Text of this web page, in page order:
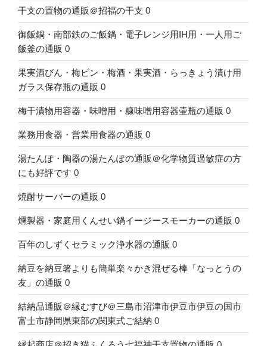
干支の置物の通販＠招福の干支 0
御飯鍋・南部鉄のご飯鍋・電子レンジ用IH用・一人用ご
飯釜の通販 0
果実酒びん・梅ビン・梅酒・果実酒・らっきょう漬け用
ガラス保存瓶の通販 0
梅干漬物用容器・味噌用・糠味噌用容器壷瓶の通販 0
業務用食器・営業用食器の通販 0
湯たんぽ・陶器の湯たんぽの通販＠化学物質過敏症の方
にも好評です 0
焼酎サーバーの通販 0
燻製器・家庭用くんせい鍋イージースモーカーの通販 0
百年のしずくセラミック浄水器の通販 0
納豆を納豆箸よりも簡単楽々かき混ぜる棒「なっとうの
友」の通販 0
結納品通販＠縁むすび＠三島市沼津市伊豆市伊豆の国市
富士市静岡県東部の関東式ご結納 0